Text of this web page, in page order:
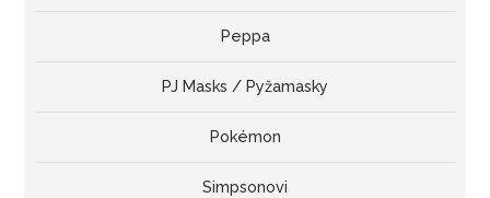
Peppa
PJ Masks / Pyžamasky
Pokémon
Simpsonovi